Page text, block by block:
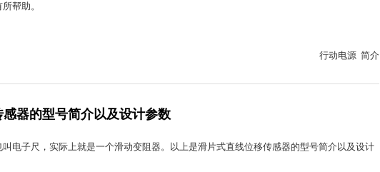
帮助。
行动电源 简介
器的型号简介以及设计参数
电子尺，实际上就是一个滑动变阻器。以上是滑片式直线位移传感器的型号简介以及设计